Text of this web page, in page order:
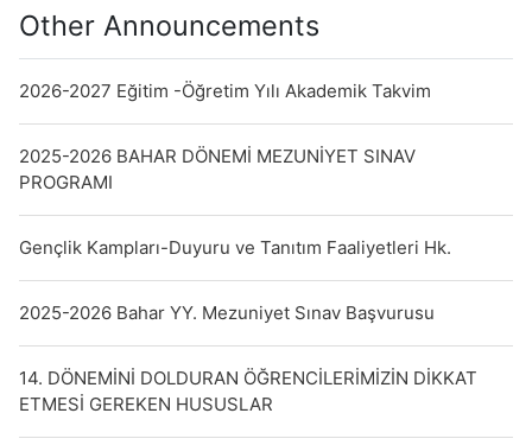
Other Announcements
2026-2027 Eğitim -Öğretim Yılı Akademik Takvim
2025-2026 BAHAR DÖNEMİ MEZUNİYET SINAV
PROGRAMI
Gençlik Kampları-Duyuru ve Tanıtım Faaliyetleri Hk.
2025-2026 Bahar YY. Mezuniyet Sınav Başvurusu
14. DÖNEMİNİ DOLDURAN ÖĞRENCİLERİMİZİN DİKKAT
ETMESİ GEREKEN HUSUSLAR